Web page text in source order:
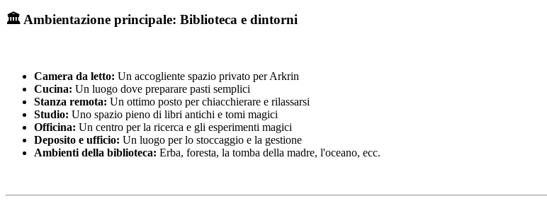
🏛️ Ambientazione principale: Biblioteca e dintorni
Camera da letto: Un accogliente spazio privato per Arkrin
Cucina: Un luogo dove preparare pasti semplici
Stanza remota: Un ottimo posto per chiacchierare e rilassarsi
Studio: Uno spazio pieno di libri antichi e tomi magici
Officina: Un centro per la ricerca e gli esperimenti magici
Deposito e ufficio: Un luogo per lo stoccaggio e la gestione
Ambienti della biblioteca: Erba, foresta, la tomba della madre, l'oceano, ecc.